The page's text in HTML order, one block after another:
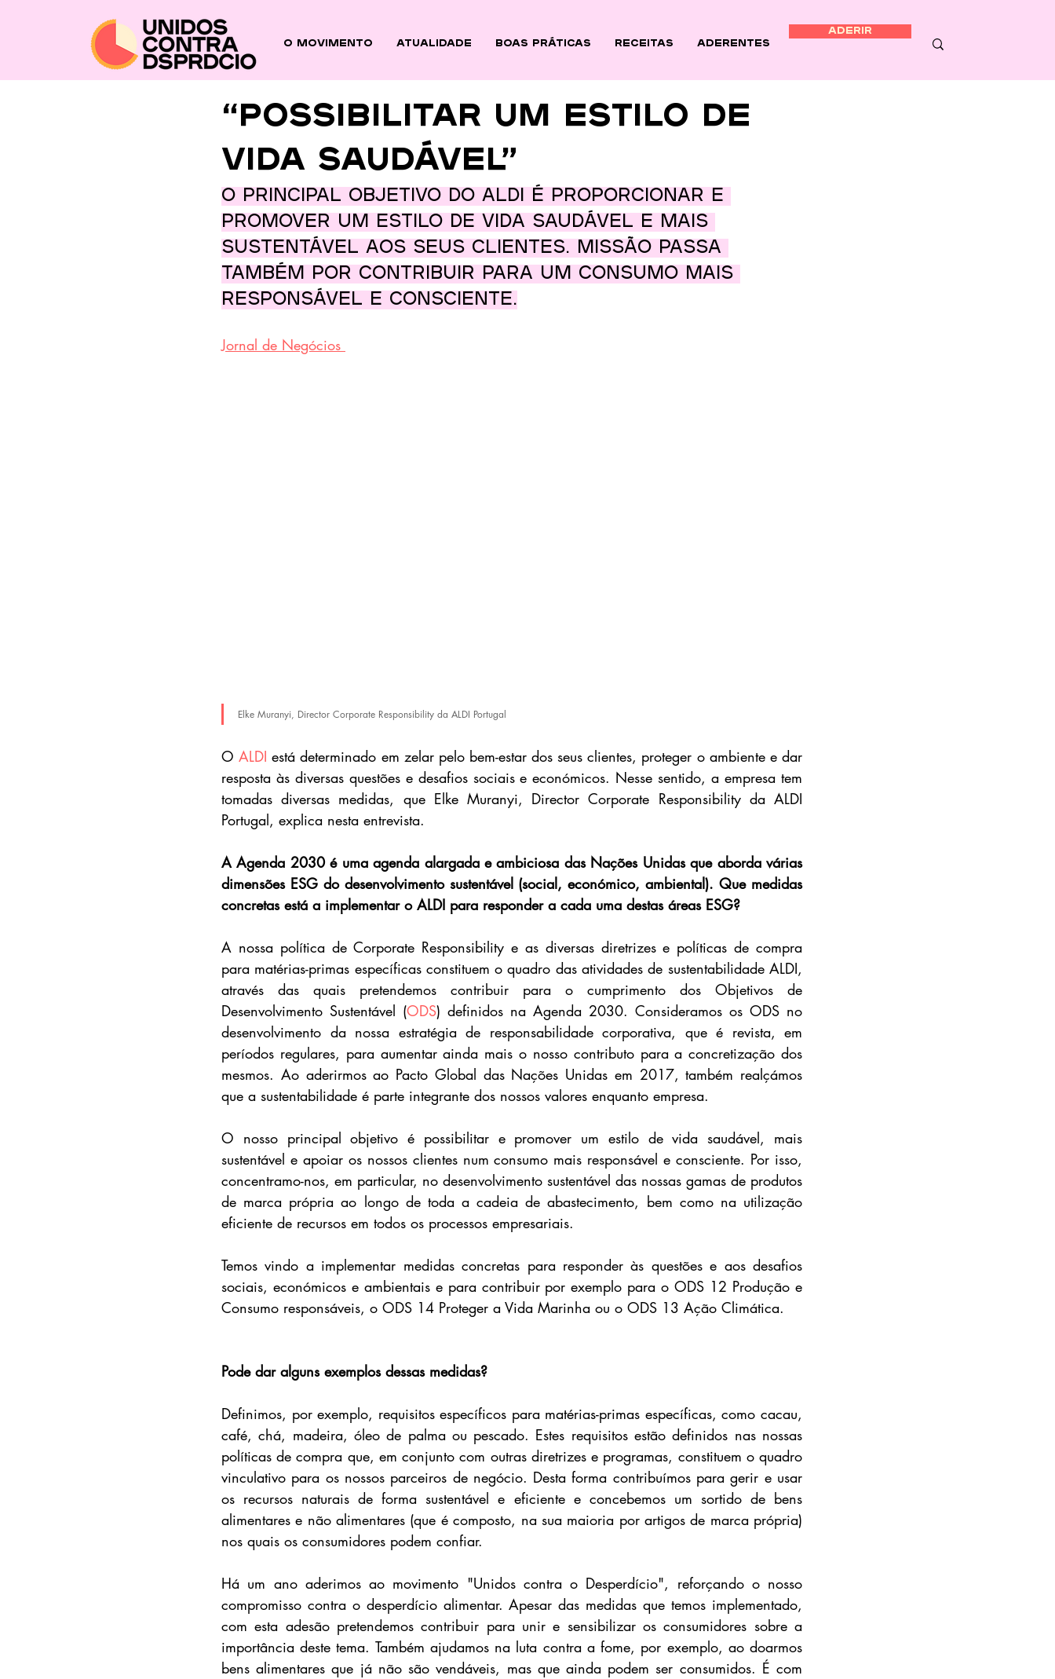
O Movimento ATUALIDADE BOAS PRÁTICAS Receitas Aderentes
ADERIR
“Possibilitar um estilo de
vida saudável”
O principal objetivo do ALDI é proporcionar e
promover um estilo de vida saudável e mais
sustentável aos seus clientes. Missão passa
também por contribuir para um consumo mais
responsável e consciente.
Jornal de Negócios
Elke Muranyi, Director Corporate Responsibility da ALDI Portugal
O ALDI está determinado em zelar pelo bem-estar dos seus clientes, proteger o ambiente e dar
resposta às diversas questões e desafios sociais e económicos. Nesse sentido, a empresa tem
tomadas diversas medidas, que Elke Muranyi, Director Corporate Responsibility da ALDI
Portugal, explica nesta entrevista.
A Agenda 2030 é uma agenda alargada e ambiciosa das Nações Unidas que aborda várias
dimensões ESG do desenvolvimento sustentável (social, económico, ambiental). Que medidas
concretas está a implementar o ALDI para responder a cada uma destas áreas ESG?
A nossa política de Corporate Responsibility e as diversas diretrizes e políticas de compra
para matérias-primas específicas constituem o quadro das atividades de sustentabilidade ALDI,
através das quais pretendemos contribuir para o cumprimento dos Objetivos de
Desenvolvimento Sustentável (ODS) definidos na Agenda 2030. Consideramos os ODS no
desenvolvimento da nossa estratégia de responsabilidade corporativa, que é revista, em
períodos regulares, para aumentar ainda mais o nosso contributo para a concretização dos
mesmos. Ao aderirmos ao Pacto Global das Nações Unidas em 2017, também realçámos
que a sustentabilidade é parte integrante dos nossos valores enquanto empresa.
O nosso principal objetivo é possibilitar e promover um estilo de vida saudável, mais
sustentável e apoiar os nossos clientes num consumo mais responsável e consciente. Por isso,
concentramo-nos, em particular, no desenvolvimento sustentável das nossas gamas de produtos
de marca própria ao longo de toda a cadeia de abastecimento, bem como na utilização
eficiente de recursos em todos os processos empresariais.
Temos vindo a implementar medidas concretas para responder às questões e aos desafios
sociais, económicos e ambientais e para contribuir por exemplo para o ODS 12 Produção e
Consumo responsáveis, o ODS 14 Proteger a Vida Marinha ou o ODS 13 Ação Climática.
Pode dar alguns exemplos dessas medidas?
Definimos, por exemplo, requisitos específicos para matérias-primas específicas, como cacau,
café, chá, madeira, óleo de palma ou pescado. Estes requisitos estão definidos nas nossas
políticas de compra que, em conjunto com outras diretrizes e programas, constituem o quadro
vinculativo para os nossos parceiros de negócio. Desta forma contribuímos para gerir e usar
os recursos naturais de forma sustentável e eficiente e concebemos um sortido de bens
alimentares e não alimentares (que é composto, na sua maioria por artigos de marca própria)
nos quais os consumidores podem confiar.
Há um ano aderimos ao movimento "Unidos contra o Desperdício", reforçando o nosso
compromisso contra o desperdício alimentar. Apesar das medidas que temos implementado,
com esta adesão pretendemos contribuir para unir e sensibilizar os consumidores sobre a
importância deste tema. Também ajudamos na luta contra a fome, por exemplo, ao doarmos
bens alimentares que já não são vendáveis, mas que ainda podem ser consumidos. É com